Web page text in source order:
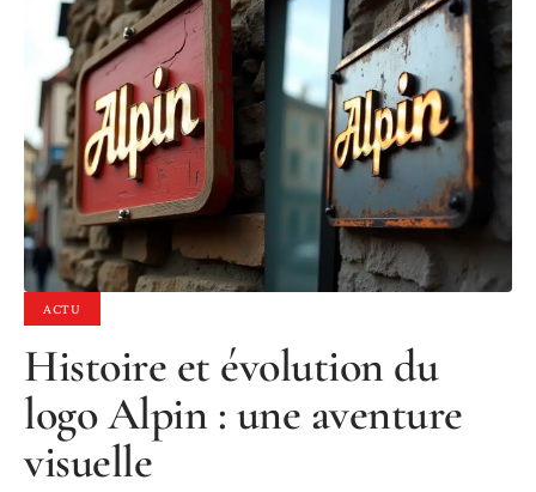
ACTU
Histoire et évolution du
logo Alpin : une aventure
visuelle